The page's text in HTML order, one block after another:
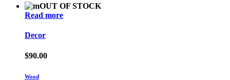
OUT OF STOCK
Read more
Decor
$90.00
Wood